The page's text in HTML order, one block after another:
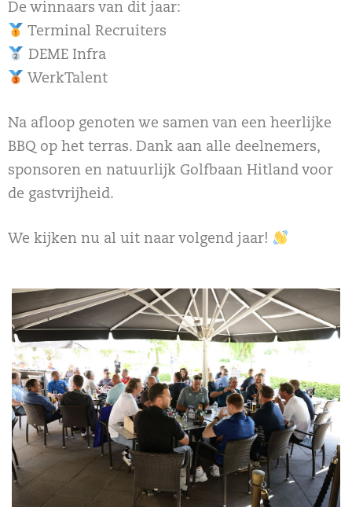
De winnaars van dit jaar:
Terminal Recruiters
DEME Infra
WerkTalent
Na afloop genoten we samen van een heerlijke
BBQ op het terras. Dank aan alle deelnemers,
sponsoren en natuurlijk Golfbaan Hitland voor
de gastvrijheid.
We kijken nu al uit naar volgend jaar!